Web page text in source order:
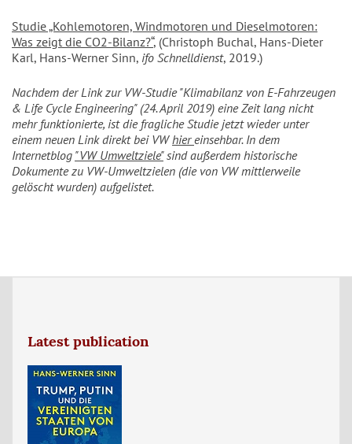
Studie „Kohlemotoren, Windmotoren und Dieselmotoren:
Was zeigt die CO2-Bilanz?“, (Christoph Buchal, Hans-Dieter
Karl, Hans-Werner Sinn, ifo Schnelldienst, 2019.)
Nachdem der Link zur VW-Studie "Klimabilanz von E-Fahrzeugen
& Life Cycle Engineering" (24. April 2019) eine Zeit lang nicht
mehr funktionierte, ist die fragliche Studie jetzt wieder unter
einem neuen Link direkt bei VWhiereinsehbar. In dem
Internetblog "VW Umweltziele"sind außerdem historische
Dokumente zu VW-Umweltzielen (die von VW mittlerweile
gelöscht wurden) aufgelistet.
Latest publication